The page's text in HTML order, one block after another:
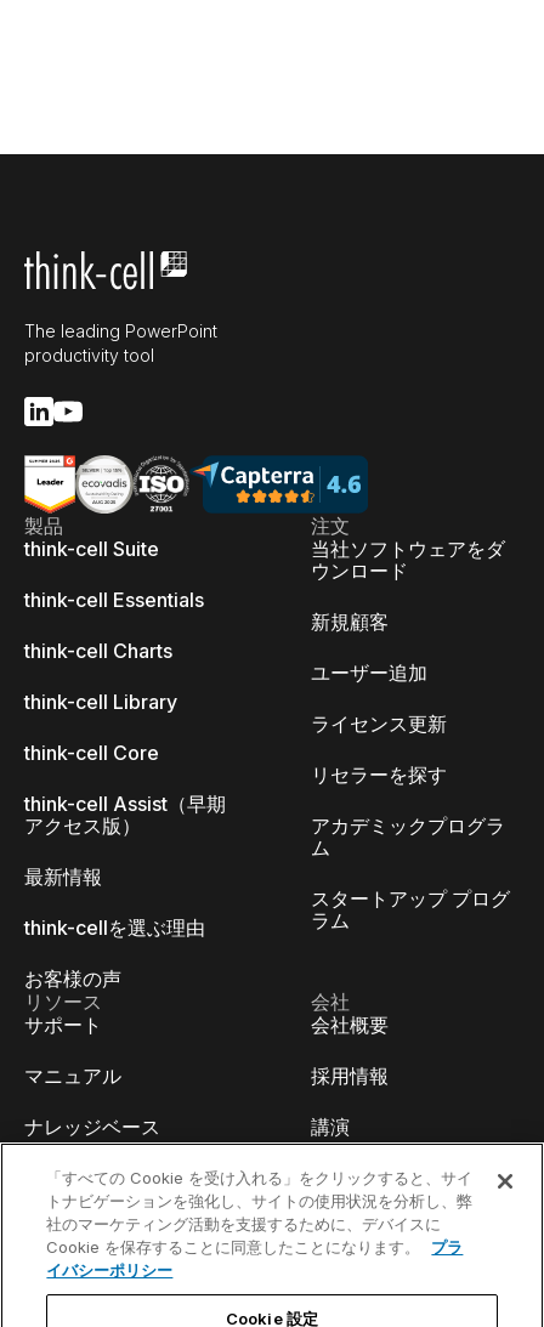
The leading PowerPoint
productivity tool
製品
think-cell Suite
think-cell Essentials
think-cell Charts
think-cell Library
think-cell Core
think-cell Assist（早期
アクセス版）
最新情報
think-cellを選ぶ理由
お客様の声
注文
当社ソフトウェアをダ
ウンロード
新規顧客
ユーザー追加
ライセンス更新
リセラーを探す
アカデミックプログラ
ム
スタートアップ プログ
ラム
リソース
サポート
マニュアル
ナレッジベース
think-cell Academy
ビデオチュートリアル
コンテンツハブ
会社
会社概要
採用情報
講演
イベント
開発者ブログ
「すべての Cookie を受け入れる」をクリックすると、サイ
トナビゲーションを強化し、サイトの使用状況を分析し、弊
社のマーケティング活動を支援するために、デバイスに
Cookie を保存することに同意したことになります。
プラ
イバシーポリシー
Cookie 設定